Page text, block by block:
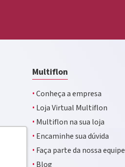
Multiflon
·Conheça a empresa
· Loja Virtual Multiflon
· Multiflon na sua loja
· Encaminhe sua dúvida
· Faça parte da nossa equipe
· Blog